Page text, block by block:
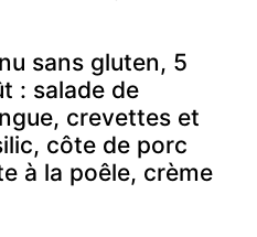
sans gluten, 5
: salade de
crevettes et
côte de porc
à la poêle, crème